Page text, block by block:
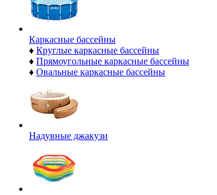
Каркасные бассейны
♦ Круглые каркасные бассейны
♦ Прямоугольные каркасные бассейны
♦ Овальные каркасные бассейны
Надувные джакузи